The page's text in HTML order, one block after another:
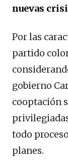
nuevas
Por las
partido
gobierno
cooptación
todo
planes.